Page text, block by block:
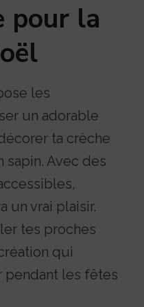
pour la
les
un adorable
ta crèche
sapin. Avec des
un vrai plaisir.
tes proches
qui
pendant les fêtes